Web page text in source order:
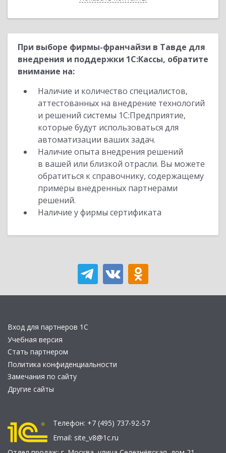
При выборе фирмы-франчайзи в Тавде для
внедрения и поддержки 1С:Кассы, обратите
внимание на:
Наличие и количество специалистов,
аттестованных на внедрение технологий
и решений системы 1С:Предприятие,
которые будут использоваться для
автоматизации ваших задач.
Наличие опыта внедрения решений
в вашей или близкой отрасли. Вы можете
обратиться к справочнику, содержащему
примеры внедренных партнерами
решений.
Наличие у фирмы сертификата
Вход для партнеров 1С
Учебная версия
Стать партнером
Политика конфиденциальности
Замечания по сайту
Другие сайты
Телефон: +7 (495) 737-92-57
Email: site_v8@1c.ru